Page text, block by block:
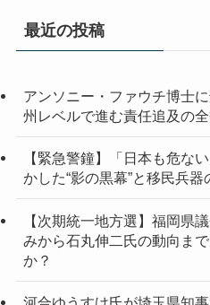
イ
最近の投稿
アンソニー・ファウチ博士
州レベルで進む責任追及の
【緊急警鐘】「日本も危な
かした“影の黒幕”と移民兵器
【次期統一地方選】福岡県
みから石丸伸二氏の動向ま
か？